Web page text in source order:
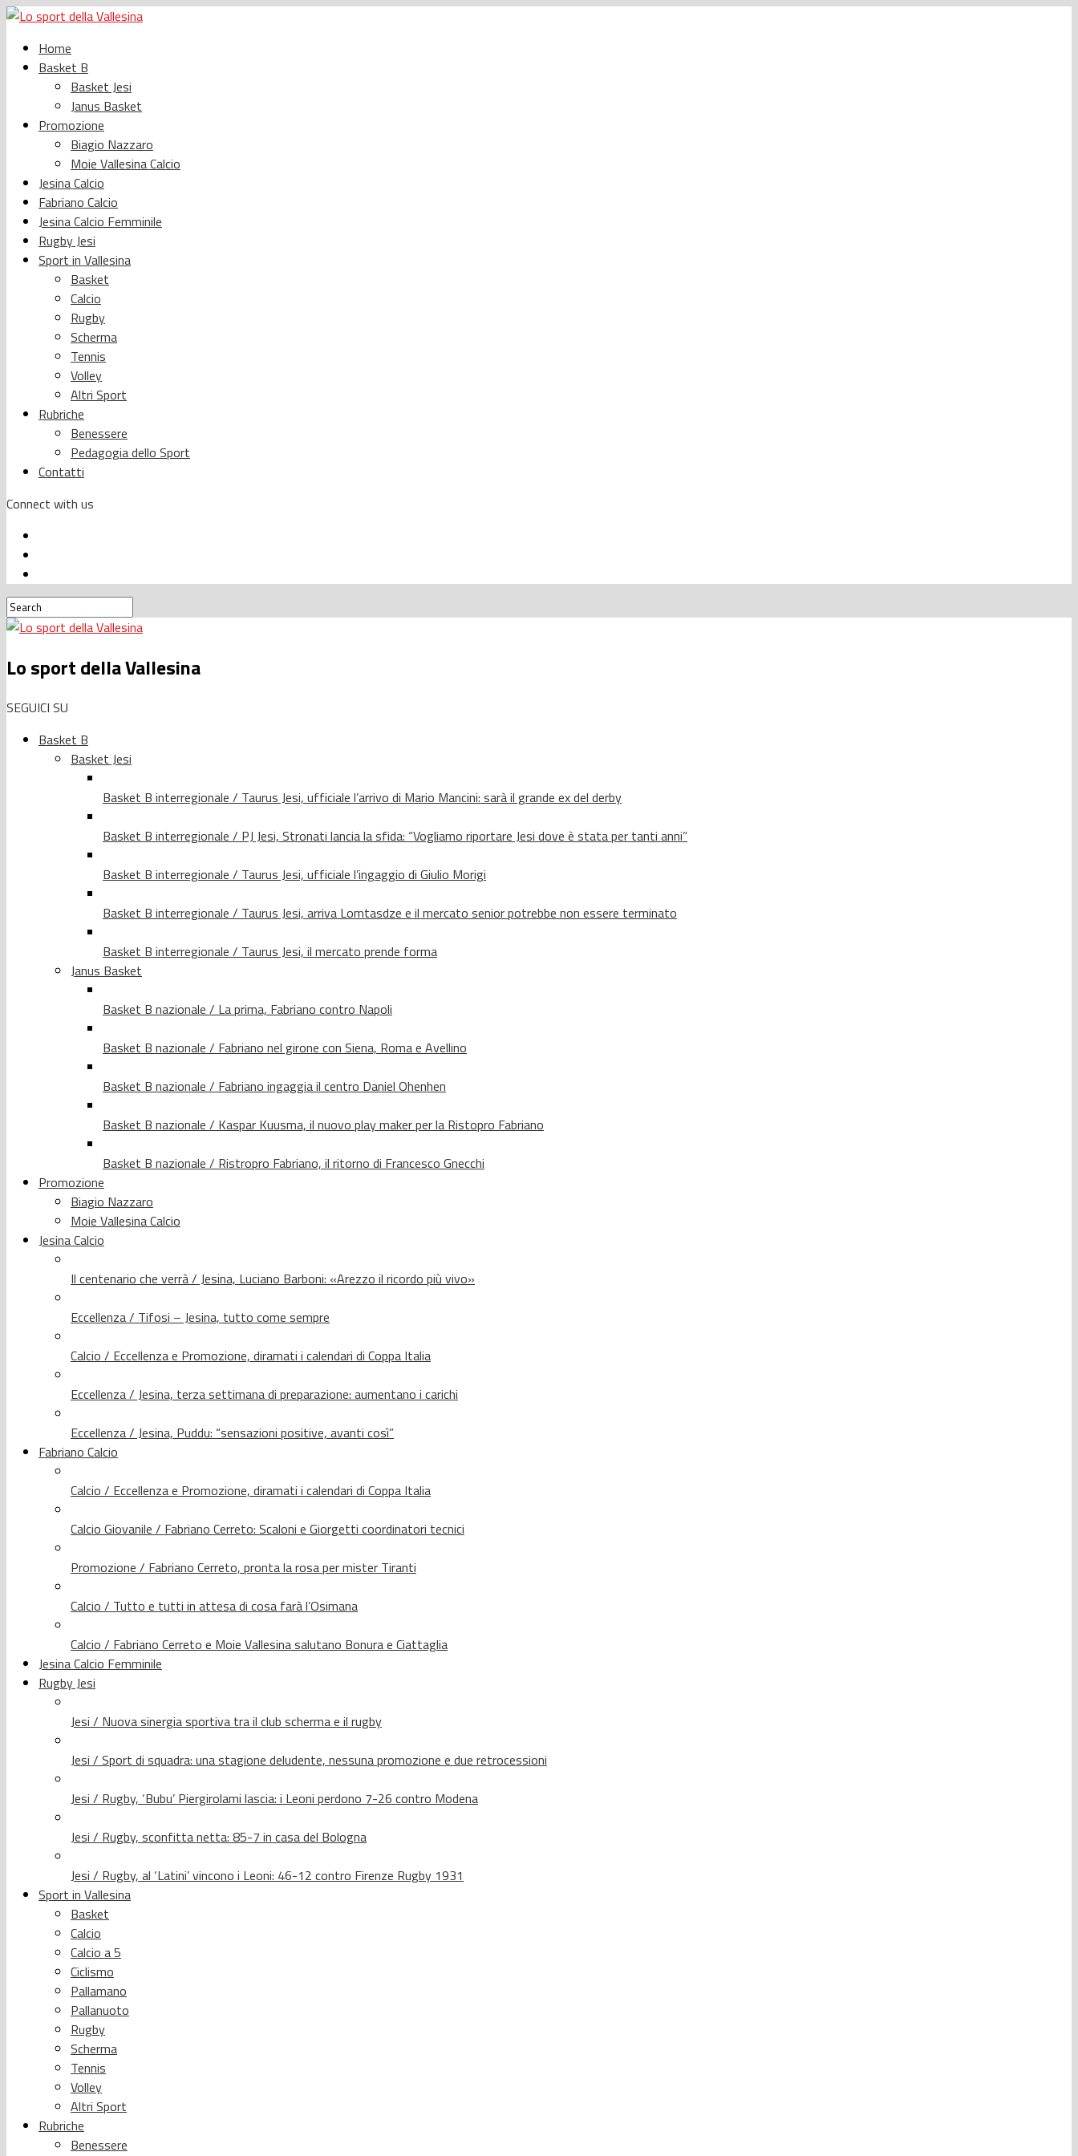
Home
Basket B
Basket Jesi
Janus Basket
Promozione
Biagio Nazzaro
Moie Vallesina Calcio
Jesina Calcio
Fabriano Calcio
Jesina Calcio Femminile
Rugby Jesi
Sport in Vallesina
Basket
Calcio
Rugby
Scherma
Tennis
Volley
Altri Sport
Rubriche
Benessere
Pedagogia dello Sport
Contatti
Connect with us
Lo sport della Vallesina
SEGUICI SU
Basket B
Basket Jesi
Basket B interregionale / Taurus Jesi, ufficiale l’arrivo di Mario Mancini: sarà il grande ex del derby
Basket B interregionale / PJ Jesi, Stronati lancia la sfida: “Vogliamo riportare Jesi dove è stata per tanti anni”
Basket B interregionale / Taurus Jesi, ufficiale l’ingaggio di Giulio Morigi
Basket B interregionale / Taurus Jesi, arriva Lomtasdze e il mercato senior potrebbe non essere terminato
Basket B interregionale / Taurus Jesi, il mercato prende forma
Janus Basket
Basket B nazionale / La prima, Fabriano contro Napoli
Basket B nazionale / Fabriano nel girone con Siena, Roma e Avellino
Basket B nazionale / Fabriano ingaggia il centro Daniel Ohenhen
Basket B nazionale / Kaspar Kuusma, il nuovo play maker per la Ristopro Fabriano
Basket B nazionale / Ristropro Fabriano, il ritorno di Francesco Gnecchi
Promozione
Biagio Nazzaro
Moie Vallesina Calcio
Jesina Calcio
Il centenario che verrà / Jesina, Luciano Barboni: «Arezzo il ricordo più vivo»
Eccellenza / Tifosi – Jesina, tutto come sempre
Calcio / Eccellenza e Promozione, diramati i calendari di Coppa Italia
Eccellenza / Jesina, terza settimana di preparazione: aumentano i carichi
Eccellenza / Jesina, Puddu: “sensazioni positive, avanti così”
Fabriano Calcio
Calcio / Eccellenza e Promozione, diramati i calendari di Coppa Italia
Calcio Giovanile / Fabriano Cerreto: Scaloni e Giorgetti coordinatori tecnici
Promozione / Fabriano Cerreto, pronta la rosa per mister Tiranti
Calcio / Tutto e tutti in attesa di cosa farà l’Osimana
Calcio / Fabriano Cerreto e Moie Vallesina salutano Bonura e Ciattaglia
Jesina Calcio Femminile
Rugby Jesi
Jesi / Nuova sinergia sportiva tra il club scherma e il rugby
Jesi / Sport di squadra: una stagione deludente, nessuna promozione e due retrocessioni
Jesi / Rugby, ‘Bubu’ Piergirolami lascia: i Leoni perdono 7-26 contro Modena
Jesi / Rugby, sconfitta netta: 85-7 in casa del Bologna
Jesi / Rugby, al ‘Latini’ vincono i Leoni: 46-12 contro Firenze Rugby 1931
Sport in Vallesina
Basket
Calcio
Calcio a 5
Ciclismo
Pallamano
Pallanuoto
Rugby
Scherma
Tennis
Volley
Altri Sport
Rubriche
Benessere